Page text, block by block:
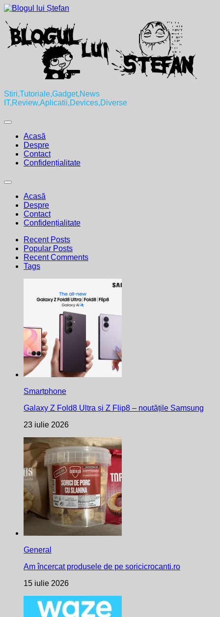
Skip
content
Stiri,Tutoriale,Gadget,News
IT,Review,Aplicatii,Devices,Diverse
Expand
Acasă
Despre
Contact
Confidențialitate
Expand
Acasă
Despre
Contact
Confidențialitate
Recent Posts
Popular Posts
Recent Comments
Tags
Smartphone
Galaxy Z Fold8 Ultra și Z Flip8 – noutățile Samsung
23 iulie 2026
General
Am încercat produsele de pe soricicrocanti.ro
15 iulie 2026